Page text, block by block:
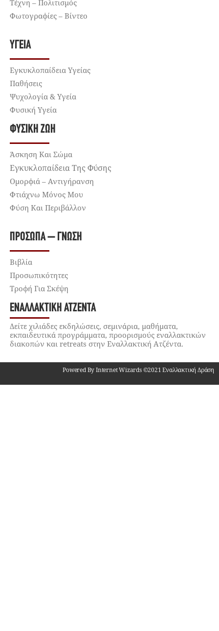
Τέχνη – Πολιτισμός
Φωτογραφίες – Βίντεο
ΥΓΕΊΑ
Εγκυκλοπαίδεια Υγείας
Παθήσεις
Ψυχολογία & Υγεία
Φυσική Υγεία
ΦΥΣΙΚΉ ΖΩΉ
Άσκηση Και Σώμα
Εγκυκλοπαίδεια Της Φύσης
Ομορφιά – Αντιγήρανση
Φτιάχνω Μόνος Μου
Φύση Και Περιβάλλον
ΠΡΌΣΩΠΑ – ΓΝΏΣΗ
Βιβλία
Προσωπικότητες
Τροφή Για Σκέψη
ΕΝΑΛΛΑΚΤΙΚΉ ΑΤΖΈΝΤΑ
Δείτε χιλιάδες εκδηλώσεις, σεμινάρια, μαθήματα,
εκπαιδευτικά προγράμματα, προορισμούς εναλλακτικών
διακοπών και retreats στην Εναλλακτική Ατζέντα.
Powered By Internet Wizards ©2021 Εναλλακτική Δράση